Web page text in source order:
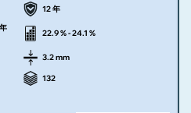
12 年
22.9 % - 24.1 %
3.2 mm
132